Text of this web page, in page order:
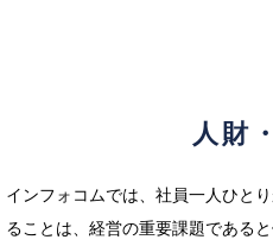
人財
インフォコムでは、社員一人ひと
ることは、経営の重要課題である